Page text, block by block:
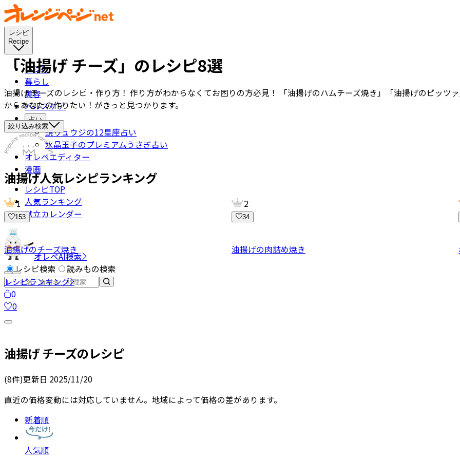
レシピ
Recipe
レシピ
暮らし
美容
ヘルスケア
占い
鏡リュウジの12星座占い
水晶玉子のプレミアムうさぎ占い
オレペエディター
漫画
レシピTOP
人気ランキング
献立カレンダー
オレペAI検索
レシピ検索
読みもの検索
0
0
「油揚げ チーズ」のレシピ8選
油揚げ チーズのレシピ・作り方！ 作り方がわからなくてお困りの方必見！ 「油揚げのハムチーズ焼き」「油揚げのピッツ
からあなたの作りたい！がきっと見つかります。
絞り込み検索
油揚げ人気レシピランキング
1
153
油揚げのチーズ焼き
2
34
油揚げの肉詰め焼き
レシピランキング
油揚げ チーズのレシピ
(8件)更新日 2025/11/20
直近の価格変動には対応していません。地域によって価格の差があります。
新着順
人気順